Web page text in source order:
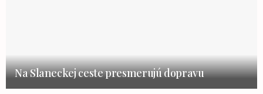
Na Slaneckej ceste presmerujú dopravu